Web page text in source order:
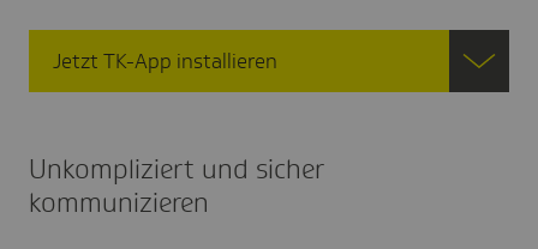
Jetzt TK-App installieren
Unkompliziert und sicher
kommunizieren